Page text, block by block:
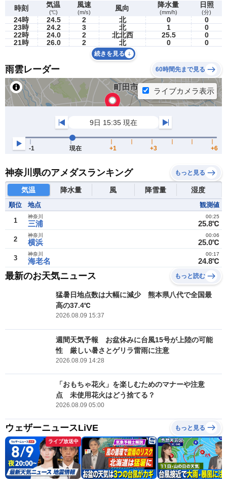
時刻 気温
(℃)
風速
(m/s) 風向 降水量
(mm/h)
日照
(分)
24時 24.5 2 北 0
0
23時
24.2 3 北 1
0
22時
24.0 2 北北西 25.5
0
21時
26.0 2 北 0 0
続きを見る
雨雲レーダー 60時間先まで見る
神奈川県のアメダスランキング もっと見る
気温 降水量 風 降雪量 湿度
順位 地点 観測値
1 三浦
神奈川
25.8℃
00:25
2 横浜
神奈川
25.0℃
00:06
3 海老名
神奈川
24.8℃
00:17
最新のお天気ニュース もっと読む
猛暑日地点数は大幅に減少 熊本県八代で全国最
高の37.4℃
2026.08.09 15:37
週間天気予報 お盆休みに台風15号が上陸の可能
性 厳しい暑さとゲリラ雷雨に注意
2026.08.09 14:28
「おもちゃ花火」を楽しむためのマナーや注意
点 未使用花火はどう捨てる？
2026.08.09 05:00
ウェザーニュースLiVE もっと見る
ライブ放送中